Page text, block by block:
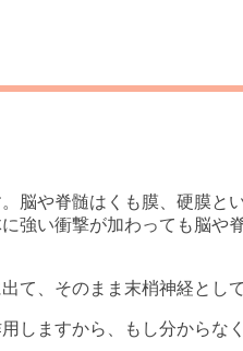
脳や脊髄はくも膜、硬膜と
強い衝撃が加わっても脳や
て、そのまま末梢神経とし
しますから、もし分からな